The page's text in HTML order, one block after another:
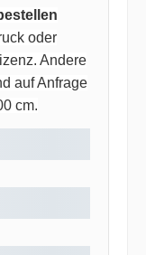
oder
Andere
auf Anfrage
cm.